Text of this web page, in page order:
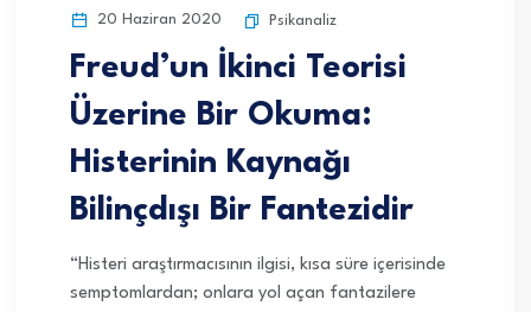
20 Haziran 2020 Psikanaliz
Freud’un İkinci Teorisi
Üzerine Bir Okuma:
Histerinin Kaynağı
Bilinçdışı Bir Fantezidir
“Histeri araştırmacısının ilgisi, kısa süre içerisinde
semptomlardan; onlara yol açan fantazilere